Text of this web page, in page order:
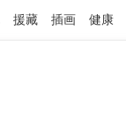
援藏 插画 健康